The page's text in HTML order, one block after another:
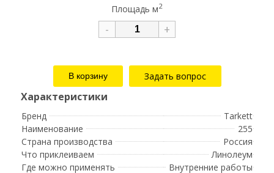
Площадь м2
- +
Задать вопрос
Бренд
Tarkett
Наименование
255
Страна производства
Россия
Что приклеиваем
Линолеум
Где можно применять
Внутренние работы